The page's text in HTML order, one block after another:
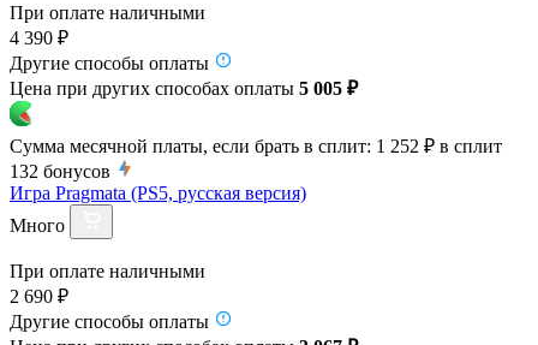
При оплате наличными
4 390 ₽
Другие способы оплаты
Цена при других способах оплаты 5 005 ₽
Сумма месячной платы, если брать в сплит: 1 252 ₽ в сплит
132 бонусов
Игра Pragmata (PS5, русская версия)
Много
При оплате наличными
2 690 ₽
Другие способы оплаты